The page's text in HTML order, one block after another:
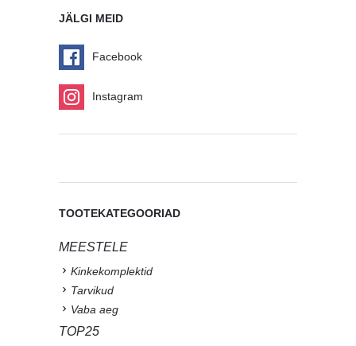
JÄLGI MEID
Facebook
Instagram
TOOTEKATEGOORIAD
MEESTELE
Kinkekomplektid
Tarvikud
Vaba aeg
TOP25